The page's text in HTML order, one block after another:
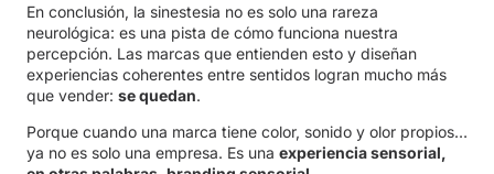
En conclusión, la sinestesia no es solo una rareza
neurológica: es una pista de cómo funciona nuestra
percepción. Las marcas que entienden esto y diseñan
experiencias coherentes entre sentidos logran mucho más
que vender: se quedan.
Porque cuando una marca tiene color, sonido y olor propios…
ya no es solo una empresa. Es una experiencia sensorial,